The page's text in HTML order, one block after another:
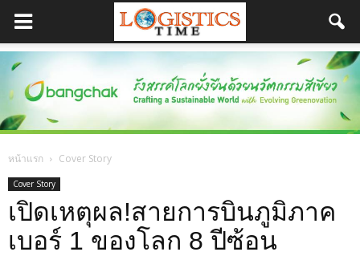
หน้าแรก Cover Story
Cover Story
เปิดเหตุผล!สายการบินภูมิภาค
เบอร์ 1 ของโลก 8 ปีซ้อน